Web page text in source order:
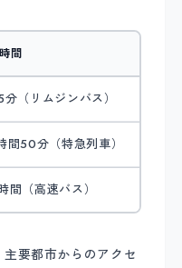
間
（リムジンバス）
間50分（特急列車）
間（高速バス）
要都市からのアクセ